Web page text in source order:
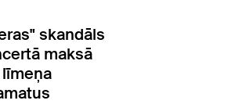
skandāls
maksā